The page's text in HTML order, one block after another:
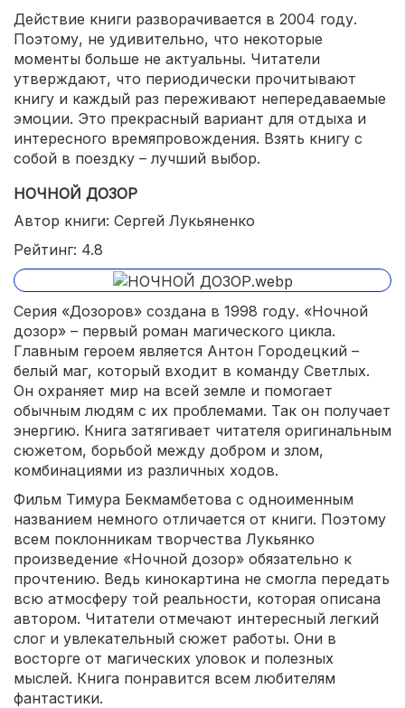
Действие книги разворачивается в 2004 году.
Поэтому, не удивительно, что некоторые
моменты больше не актуальны. Читатели
утверждают, что периодически прочитывают
книгу и каждый раз переживают непередаваемые
эмоции. Это прекрасный вариант для отдыха и
интересного времяпровождения. Взять книгу с
собой в поездку – лучший выбор.
НОЧНОЙ ДОЗОР
Автор книги: Сергей Лукьяненко
Рейтинг: 4.8
Серия «Дозоров» создана в 1998 году. «Ночной
дозор» – первый роман магического цикла.
Главным героем является Антон Городецкий –
белый маг, который входит в команду Светлых.
Он охраняет мир на всей земле и помогает
обычным людям с их проблемами. Так он получает
энергию. Книга затягивает читателя оригинальным
сюжетом, борьбой между добром и злом,
комбинациями из различных ходов.
Фильм Тимура Бекмамбетова с одноименным
названием немного отличается от книги. Поэтому
всем поклонникам творчества Лукьянко
произведение «Ночной дозор» обязательно к
прочтению. Ведь кинокартина не смогла передать
всю атмосферу той реальности, которая описана
автором. Читатели отмечают интересный легкий
слог и увлекательный сюжет работы. Они в
восторге от магических уловок и полезных
мыслей. Книга понравится всем любителям
фантастики.